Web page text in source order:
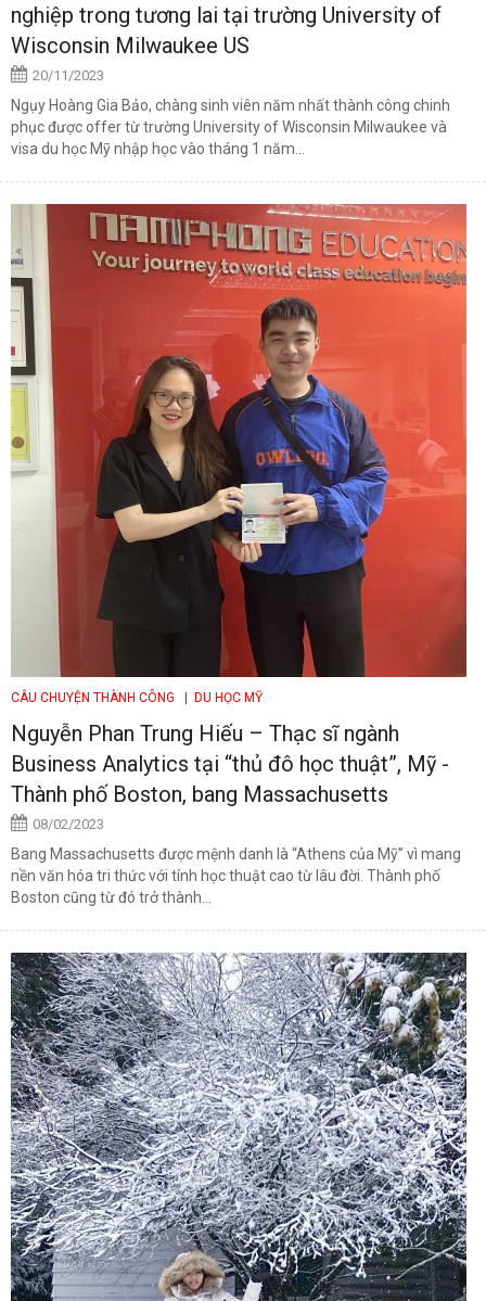
nghiệp trong tương lai tại trường University of
Wisconsin Milwaukee US
20/11/2023
Ngụy Hoàng Gia Bảo, chàng sinh viên năm nhất thành công chinh
phục được offer từ trường University of Wisconsin Milwaukee và
visa du học Mỹ nhập học vào tháng 1 năm...
CÂU CHUYỆN THÀNH CÔNG | DU HỌC MỸ
Nguyễn Phan Trung Hiếu – Thạc sĩ ngành
Business Analytics tại “thủ đô học thuật”, Mỹ -
Thành phố Boston, bang Massachusetts
08/02/2023
Bang Massachusetts được mệnh danh là “Athens của Mỹ” vì mang
nền văn hóa tri thức với tính học thuật cao từ lâu đời. Thành phố
Boston cũng từ đó trở thành...